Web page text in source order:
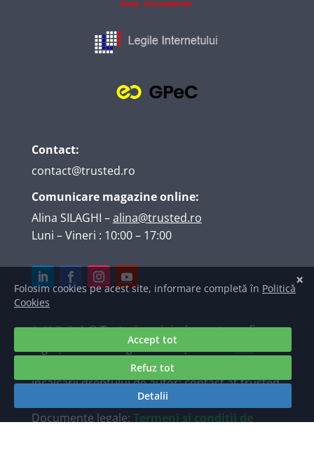
Contact:
contact@trusted.ro
Comunicare magazine online:
Alina SILAGHI –alina@trusted.ro
Luni – Vineri : 10:00 – 17:00
A.N.P.C.| © Texte, imagini, elemente grafice,
logo și marcă înregistrată deținute de
TRUSTED INTERNET SRL. Raportări ale
încălcării dreptului de autor: contact at trusted
Documente legale: Termeni și condiții de